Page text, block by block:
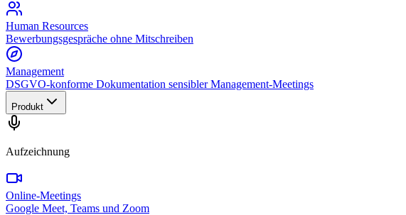
Human Resources
Bewerbungsgespräche ohne Mitschreiben
Management
DSGVO-konforme Dokumentation sensibler Management-Meetings
Produkt
Aufzeichnung
Online-Meetings
Google Meet, Teams und Zoom